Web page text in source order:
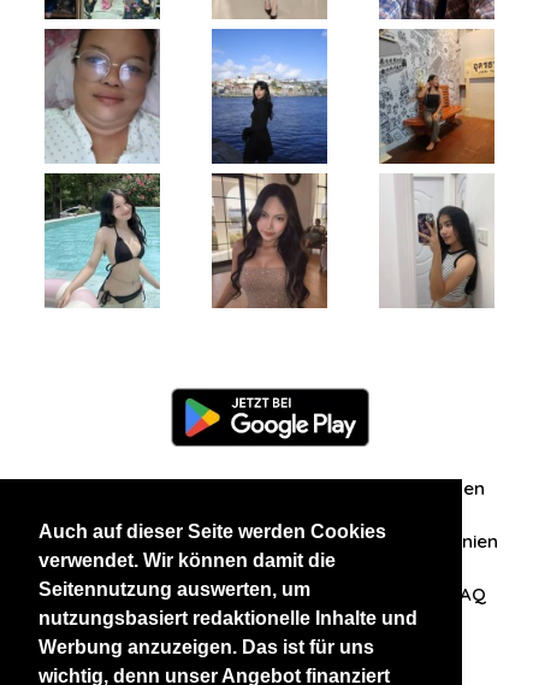
Auch auf dieser Seite werden Cookies
verwendet. Wir können damit die
Seitennutzung auswerten, um
nutzungsbasiert redaktionelle Inhalte und
Werbung anzuzeigen. Das ist für uns
wichtig, denn unser Angebot finanziert
Zuschriften/Erfahrungen
Datenschutzerklärung AGB Datenschutzrichtlinien
Nehmen Sie Kontakt mit uns auf FAQ
Unsere anderen Websites